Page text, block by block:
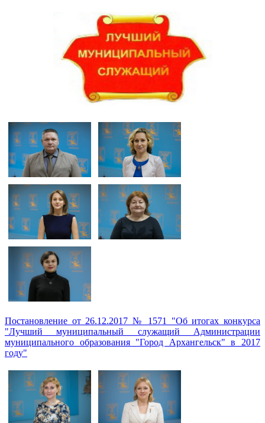
Постановление от 26.12.2017 № 1571 "Об итогах конкурса
"Лучший муниципальный служащий Администрации
муниципального образования "Город Архангельск" в 2017
году"